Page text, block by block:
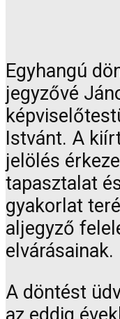
Egyhangú
jegyzővé
Istvánt. A
jelölés
tapasztalat
gyakorlat
aljegyző
elvárásainak.
A döntést